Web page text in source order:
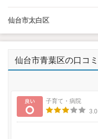
仙台市太白区
仙台市青葉区の口コミ
良い
子育て・病院
3.0